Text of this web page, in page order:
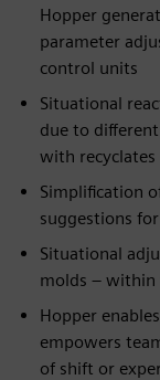
Hopper
parameter
control units
Situational
due to
with recyclates
Simplification
suggestions
Situational
molds –
Hopper
empowers
of shift or